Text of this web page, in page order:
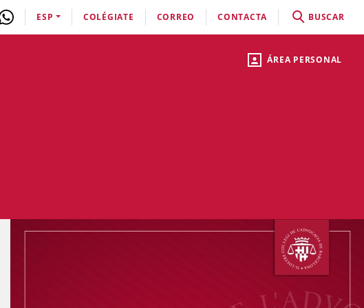
ÁREA PERSONAL
ESP COLÉGIATE CORREO CONTACTA BUSCAR